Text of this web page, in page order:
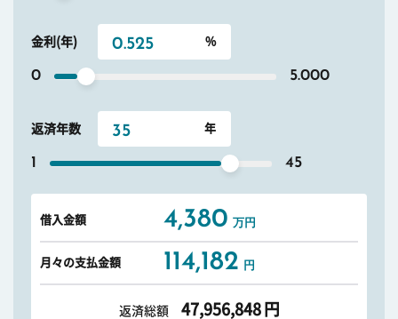
金利(年)
0 5.000
返済年数
1 45
借入金額 4,380 万円
月々の支払金額 114,182 円
返済総額 47,956,848 円